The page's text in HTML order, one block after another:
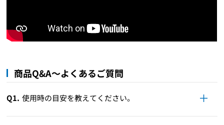
商品Q&A～よくあるご質問
Q1. 使用時の目安を教えてください。